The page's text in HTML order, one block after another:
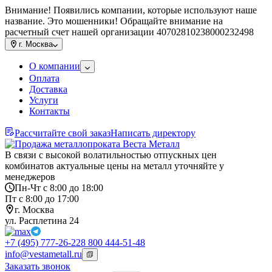
Внимание! Появились компании, которые используют наше
название. Это мошенники! Обращайте внимание на
расчетный счет нашей организации 40702810238000232498
г. Москва
О компании
Оплата
Доставка
Услуги
Контакты
Рассчитайте свой заказНаписать директору
В связи с высокой волатильностью отпускных цен
комбинатов актуальные цены на металл уточняйте у
менеджеров
Пн-Чт с 8:00 до 18:00
Пт с 8:00 до 17:00
г. Москва
ул. Расплетина 24
+7 (495) 777-26-228 800 444-51-48
info@vestametall.ru
Заказать звонок